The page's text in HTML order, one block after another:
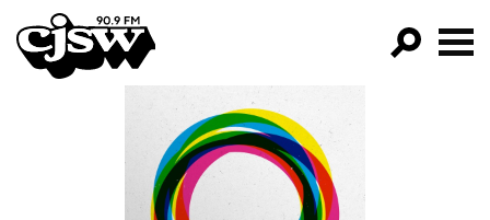
CJSW
FILTER BY:
PROGRAMS